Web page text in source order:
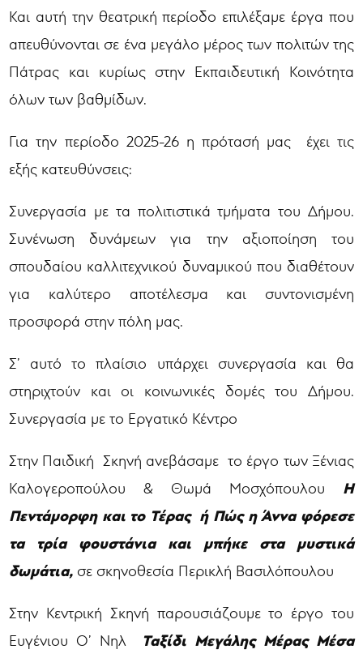
Και αυτή την θεατρική περίοδο επιλέξαμε έργα που
απευθύνονται σε ένα μεγάλο μέρος των πολιτών της
Πάτρας και κυρίως στην Εκπαιδευτική Κοινότητα
όλων των βαθμίδων.
Για την περίοδο 2025-26 η πρότασή μας έχει τις
εξής κατευθύνσεις:
Συνεργασία με τα πολιτιστικά τμήματα του Δήμου.
Συνένωση δυνάμεων για την αξιοποίηση του
σπουδαίου καλλιτεχνικού δυναμικού που διαθέτουν
για καλύτερο αποτέλεσμα και συντονισμένη
προσφορά στην πόλη μας.
Σ’ αυτό το πλαίσιο υπάρχει συνεργασία και θα
στηριχτούν και οι κοινωνικές δομές του Δήμου.
Συνεργασία με το Εργατικό Κέντρο
Στην Παιδική Σκηνή ανεβάσαμε το έργο των Ξένιας
Καλογεροπούλου & Θωμά Μοσχόπουλου Η
Πεντάμορφη και το Τέρας ή Πώς η Άννα φόρεσε
τα τρία φουστάνια και μπήκε στα μυστικά
δωμάτια, σε σκηνοθεσία Περικλή Βασιλόπουλου
Στην Κεντρική Σκηνή παρουσιάζουμε το έργο του
Ευγένιου Ο’ Νηλ Ταξίδι Μεγάλης Μέρας Μέσα